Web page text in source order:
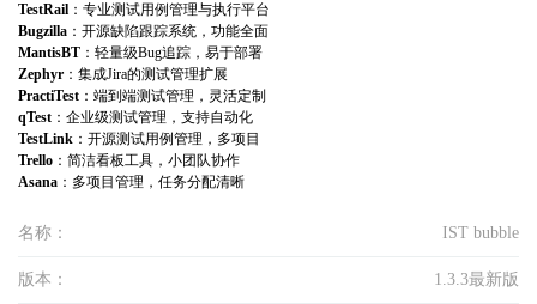
TestRail ：专业测试用例管理与执行平台
Bugzilla ：开源缺陷跟踪系统，功能全面
MantisBT ：轻量级Bug追踪，易于部署
Zephyr ：集成Jira的测试管理扩展
PractiTest ：端到端测试管理，灵活定制
qTest ：企业级测试管理，支持自动化
TestLink ：开源测试用例管理，多项目
Trello ：简洁看板工具，小团队协作
Asana ：多项目管理，任务分配清晰
名称： IST bubble
版本： 1.3.3最新版